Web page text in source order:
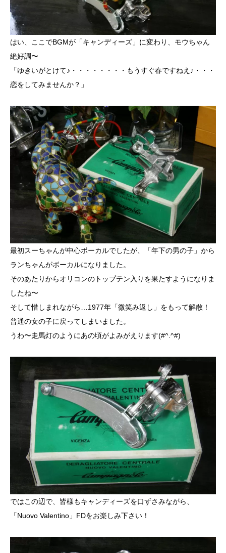
はい、ここでBGMが「キャンディーズ」に変わり、モウちゃん
絶好調〜
「ゆきいがとけて♪・・・・・・・・もうすぐ春ですねえ♪・・・
恋をしてみませんか？」
最初スーちゃんが中心ボーカルでしたが、「年下の男の子」から
ランちゃんがボーカルになりました。
そのあたりからオリコンのトップテン入りを果たすようになりま
したね〜
そして惜しまれながら…1977年「微笑み返し」をもって解散！
普通の女の子に戻ってしまいました。
うわ〜走馬灯のようにあの頃がよみがえります(#^.^#)
ではこの辺で、皆様もキャンディーズを口ずさみながら、
「Nuovo Valentino」FDをお楽しみ下さい！